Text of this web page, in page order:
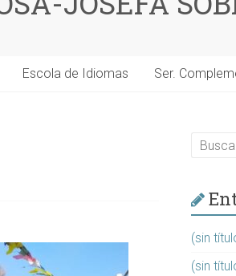
Escola de Idiomas Ser.
(sin
(sin